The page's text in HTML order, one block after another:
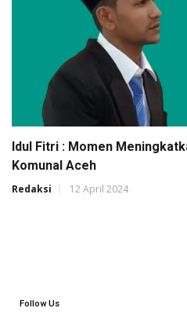
Idul Fitri : Momen
Komunal Aceh
Redaksi 12 April 2024
Follow Us